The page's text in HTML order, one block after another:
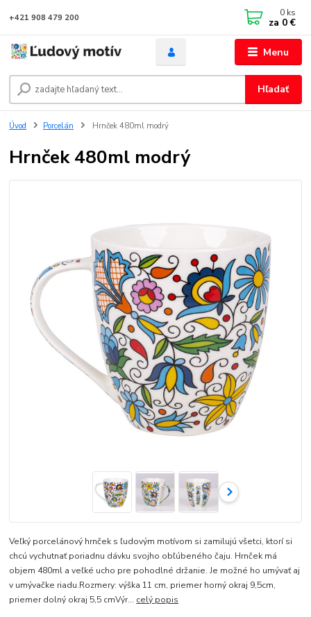
Menu
Hľadať
+421 908 479 200 0 ks
za 0 €
Úvod Porcelán Hrnček 480ml modrý
Hrnček 480ml modrý
Veľký porcelánový hrnček s ľudovým motívom si zamilujú všetci, ktorí si
chcú vychutnať poriadnu dávku svojho obľúbeného čaju. Hrnček má
objem 480ml a veľké ucho pre pohodlné držanie. Je možné ho umývať aj
v umývačke riadu.Rozmery: výška 11 cm, priemer horný okraj 9,5cm,
priemer dolný okraj 5,5 cmVýr... celý popis